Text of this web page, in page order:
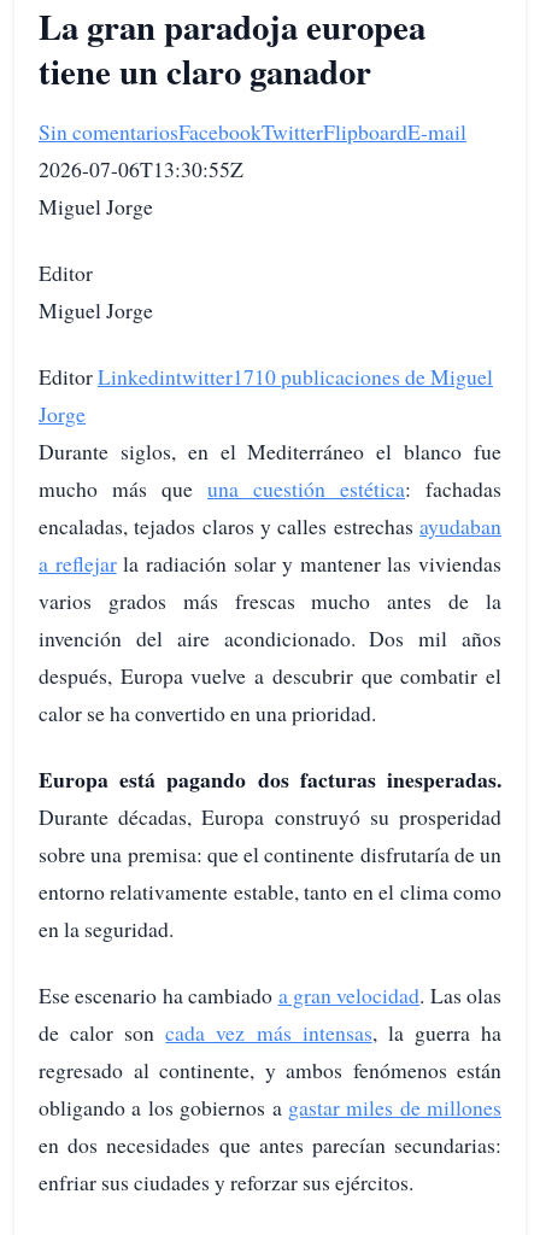
La gran paradoja europea
tiene un claro ganador
Sin comentariosFacebookTwitterFlipboardE-mail
2026-07-06T13:30:55Z
Miguel Jorge
Editor
Miguel Jorge
EditorLinkedintwitter1710 publicaciones de Miguel
Jorge
Durante siglos, en el Mediterráneo el blanco fue
mucho más que una cuestión estética: fachadas
encaladas, tejados claros y calles estrechas ayudaban
a reflejarla radiación solar y mantener las viviendas
varios grados más frescas mucho antes de la
invención del aire acondicionado. Dos mil años
después, Europa vuelve a descubrir que combatir el
calor se ha convertido en una prioridad.
Europa está pagando dos facturas inesperadas.
Durante décadas, Europa construyó su prosperidad
sobre una premisa: que el continente disfrutaría de un
entorno relativamente estable, tanto en el clima como
en la seguridad.
Ese escenario ha cambiado a gran velocidad. Las olas
de calor soncada vez más intensas, la guerra ha
regresado al continente, y ambos fenómenos están
obligando a los gobiernos a gastar miles de millones
en dos necesidades que antes parecían secundarias:
enfriar sus ciudades y reforzar sus ejércitos.